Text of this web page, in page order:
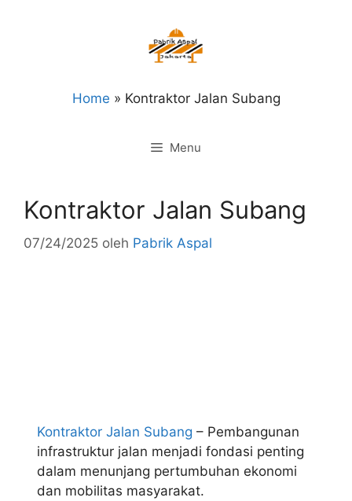
Home » Kontraktor Jalan Subang
Menu
Kontraktor Jalan Subang
07/24/2025 oleh Pabrik Aspal
Kontraktor Jalan Subang – Pembangunan
infrastruktur jalan menjadi fondasi penting
dalam menunjang pertumbuhan ekonomi
dan mobilitas masyarakat.